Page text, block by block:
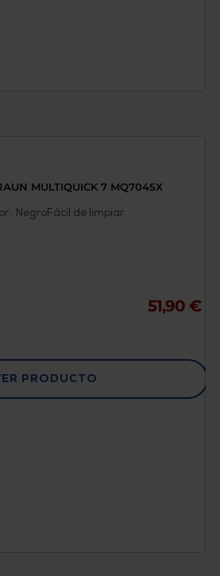
MULTIQUICK 7 MQ7045X
: NegroFácil de limpiar
51,90 €
PRODUCTO